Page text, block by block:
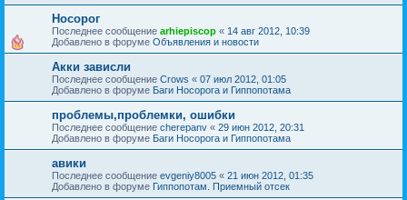
Носорог
Последнее сообщение arhiepiscop « 14 авг 2012, 10:39
Добавлено в форуме Объявления и новости
Акки зависли
Последнее сообщение Crows « 07 июл 2012, 01:05
Добавлено в форуме Баги Носорога и Гиппопотама
проблемы,проблемки, ошибки
Последнее сообщение cherepanv « 29 июн 2012, 20:31
Добавлено в форуме Баги Носорога и Гиппопотама
авики
Последнее сообщение evgeniy8005 « 21 июн 2012, 01:35
Добавлено в форуме Гиппопотам. Приемный отсек